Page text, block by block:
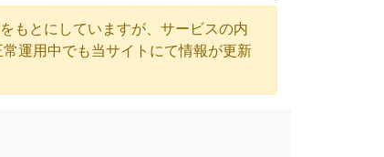
もとにしていますが、サービスの内
運用中でも当サイトにて情報が更新